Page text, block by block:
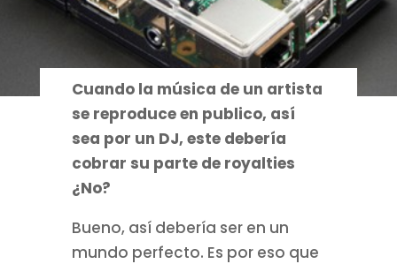
Cuando la música de un artista
se reproduce en publico, así
sea por un DJ, este debería
cobrar su parte de royalties
¿No?
Bueno, así debería ser en un
mundo perfecto. Es por eso que